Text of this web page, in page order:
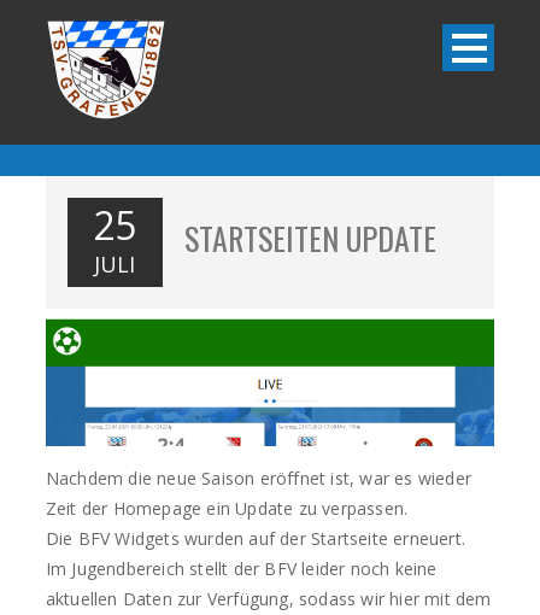
25
JULI
STARTSEITEN UPDATE
Nachdem die neue Saison eröffnet ist, war es wieder
Zeit der Homepage ein Update zu verpassen.
Die BFV Widgets wurden auf der Startseite erneuert.
Im Jugendbereich stellt der BFV leider noch keine
aktuellen Daten zur Verfügung, sodass wir hier mit dem